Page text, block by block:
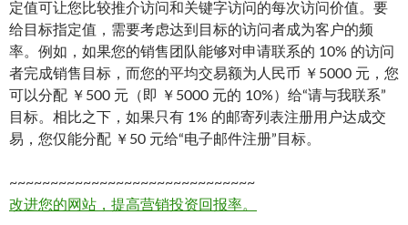
定值可让您比较推介访问和关键字访问的每次访问价值。要
给目标指定值，需要考虑达到目标的访问者成为客户的频
率。例如，如果您的销售团队能够对申请联系的 10% 的访问
者完成销售目标，而您的平均交易额为人民币 ￥5000 元，您
可以分配 ￥500 元（即 ￥5000 元的 10%）给“请与我联系”
目标。相比之下，如果只有 1% 的邮寄列表注册用户达成交
易，您仅能分配 ￥50 元给“电子邮件注册”目标。
~~~~~~~~~~~~~~~~~~~~~~~~~~~~~~
改进您的网站，提高营销投资回报率。